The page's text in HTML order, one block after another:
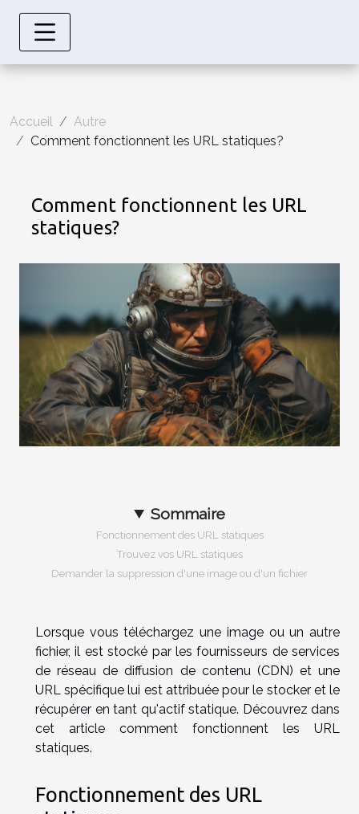
Accueil
Autre
Comment fonctionnent les URL statiques?
Comment fonctionnent les URL
statiques?
Sommaire
Fonctionnement des URL statiques
Trouvez vos URL statiques
Demander la suppression d'une image ou d'un fichier
Lorsque vous téléchargez une image ou un autre
fichier, il est stocké par les fournisseurs de services
de réseau de diffusion de contenu (CDN) et une
URL spécifique lui est attribuée pour le stocker et le
récupérer en tant qu'actif statique. Découvrez dans
cet article comment fonctionnent les URL
statiques.
Fonctionnement des URL